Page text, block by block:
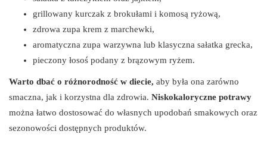
grillowany kurczak z brokułami i komosą ryżową,
zdrowa zupa krem z marchewki,
aromatyczna zupa warzywna lub klasyczna sałatka grecka,
pieczony łosoś podany z brązowym ryżem.
Warto dbać o różnorodność w diecie, aby była ona zarówno
smaczna, jak i korzystna dla zdrowia. Niskokaloryczne potrawy
można łatwo dostosować do własnych upodobań smakowych oraz
sezonowości dostępnych produktów.